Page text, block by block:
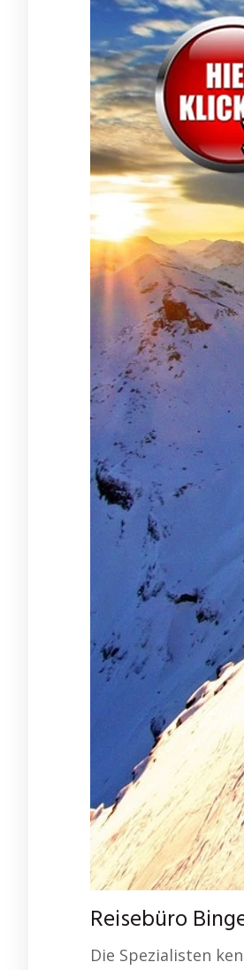
Reisebüro
Die Spezialisten